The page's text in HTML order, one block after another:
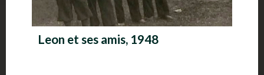
Leon et ses amis, 1948